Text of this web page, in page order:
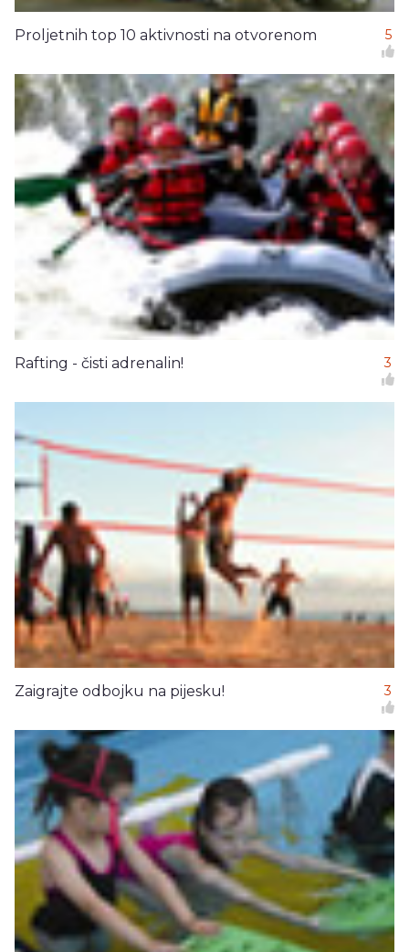
Proljetnih top 10 aktivnosti na otvorenom 5
Rafting - čisti adrenalin! 3
Zaigrajte odbojku na pijesku! 3